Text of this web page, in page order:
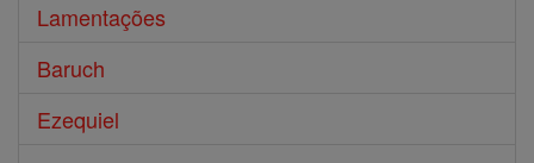
Lamentações
Baruch
Ezequiel